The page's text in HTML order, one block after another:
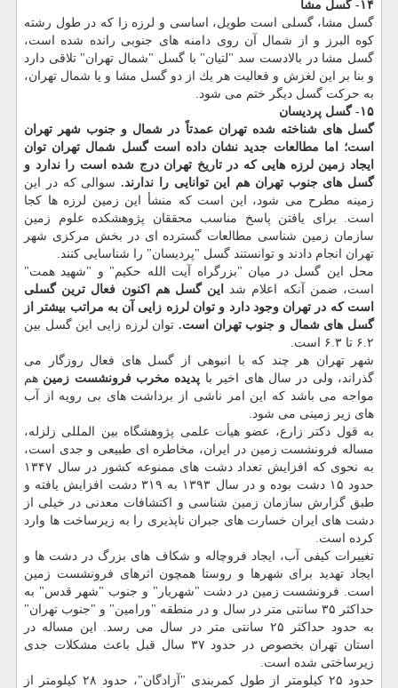
۱۴- گسل مشا
گسل مشا، گسلی است طویل، اساسی و لرزه زا كه در طول رشته
كوه البرز و از شمال آن روی دامنه های جنوبی رانده شده است،
گسل مشا در بالادست سد "لتیان" با گسل "شمال تهران" تلاقی دارد
و بنا بر این لغزش و فعالیت هر یك از دو گسل مشا و یا شمال تهران،
به حركت گسل دیگر ختم می شود.
۱۵- گسل پردیسان
گسل های شناخته شده تهران عمدتاً در شمال و جنوب شهر تهران
است؛ اما مطالعات جدید نشان داده است گسل شمال تهران توان
ایجاد زمین لرزه هایی كه در تاریخ تهران درج شده است را ندارد و
گسل های جنوب تهران هم این توانایی را ندارند. سوالی كه در این
زمینه مطرح می شود، این است كه منشأ این زمین لرزه ها كجا
است. برای یافتن پاسخ مناسب محققان پژوهشكده علوم زمین
سازمان زمین شناسی مطالعات گسترده ای در بخش مركزی شهر
تهران انجام دادند و توانستند گسل "پردیسان" را شناسایی كنند.
محل این گسل در میان "بزرگراه آیت الله حكیم" و "شهید همت"
است، ضمن آنكه اعلام شد
این گسل هم اكنون فعال ترین گسلی
است كه در تهران وجود دارد و توان لرزه زایی آن به مراتب بیشتر از
گسل های شمال و جنوب تهران است. توان لرزه زایی این گسل بین
۶.۲ تا ۶.۳ است.
شهر تهران هر چند كه با انبوهی از گسل های فعال روزگار می
گذراند، ولی در سال های اخیر با پدیده مخرب فرونشست زمین هم
مواجه می باشد كه این امر ناشی از برداشت های بی رویه از آب
های زیر زمینی می شود.
به قول دكتر زارع، عضو هیأت علمی پژوهشگاه بین المللی زلزله،
مساله فرونشست زمین در ایران، مخاطره ای طبیعی و جدی است،
به نحوی كه افزایش تعداد دشت های ممنوعه كشور در سال ۱۳۴۷
حدود ۱۵ دشت بوده و در سال ۱۳۹۳ به ۳۱۹ دشت افزایش یافته و
طبق گزارش سازمان زمین شناسی و اكتشافات معدنی در خیلی از
دشت های ایران خسارت های جبران ناپذیری را به زیرساخت ها وارد
كرده است.
تغییرات كیفی آب، ایجاد فروچاله و شكاف های بزرگ در دشت ها و
ایجاد تهدید برای شهرها و روستا همچون اثرهای فرونشست زمین
است. فرونشست زمین در دشت "شهریار" و جنوب "شهر قدس" به
حداكثر ۳۵ سانتی متر در سال و در منطقه "ورامین" و "جنوب تهران"
به حدود حداكثر ۲۵ سانتی متر در سال می رسد. این مساله در
استان تهران بخصوص در حدود ۳۷ سال قبل باعث مشكلات جدی
زیرساختی شده است.
حدود ۲۵ كیلومتر از طول كمربندی "آزادگان"، حدود ۲۸ كیلومتر از